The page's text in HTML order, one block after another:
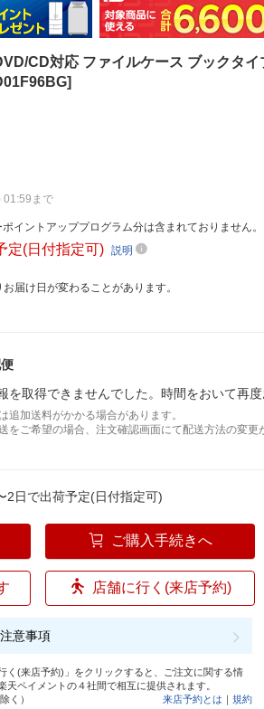
CD対応 ファイルケース ブックタイ
01:59まで
イントアッププログラム分は含まれておりません。
定(日付指定可)説明
届け日が変わることがあります。
を取得できませんでした。時間をおいて再度
追加送料がかかる場合があります。
をご希望の場合、注文確認画面にて配送方法の変更
2日で出荷予定(日付指定可)
ご購入手続きへ
店舗に行く(来店予約)
意事項
(来店予約)」をクリックすると、ご注文に関する情
ペイメントの４社間で相互に提供されます。
く）
来店予約とは ｜規約